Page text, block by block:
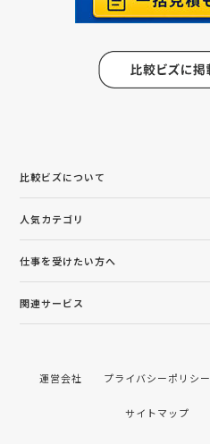
比較ビズについて
人気カテゴリ
仕事を受けたい方へ
関連サービス
運営会社 プライバシーポリシー
サイトマップ